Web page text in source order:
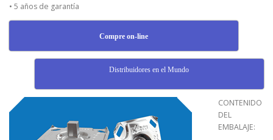
• 5 años de garantía
Compre on-line
Distribuidores en el Mundo
CONTENIDO
DEL
EMBALAJE: